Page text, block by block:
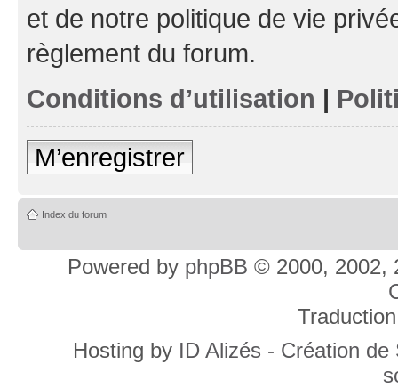
et de notre politique de vie
règlement du forum.
Conditions d’utilisation |
M’enregistrer
Index du forum
Powered by phpBB © 2000, 2002,
Hosting by ID Alizés - Création